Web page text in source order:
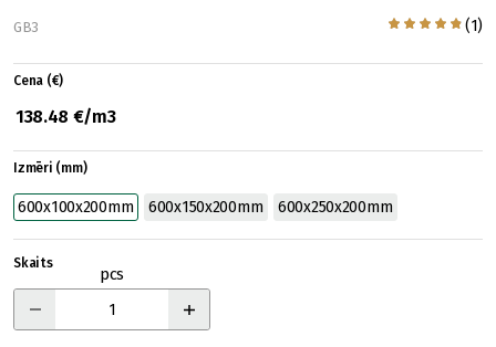
(1)
GB3
Cena (€)
138.48 €/m3
Izmēri (mm)
600x100x200mm 600x150x200mm 600x250x200mm
Skaits
pcs